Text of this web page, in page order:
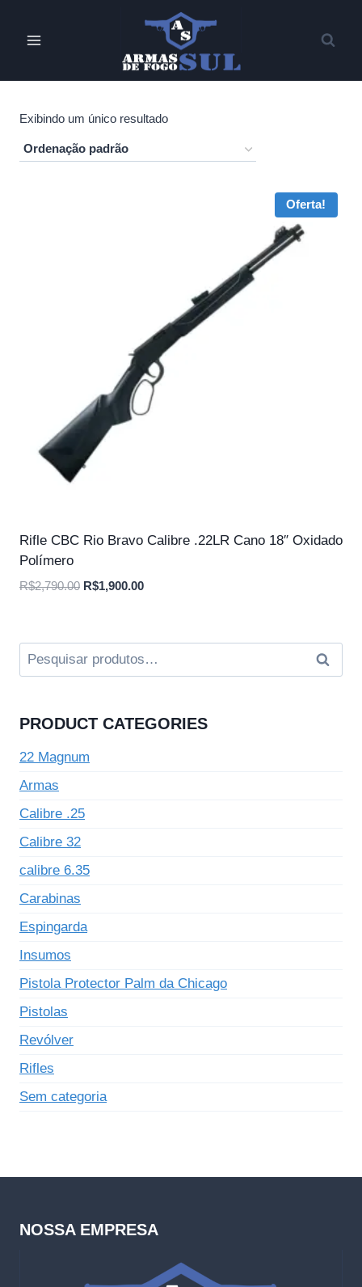
Exibindo um único resultado
Oferta!
Rifle CBC Rio Bravo Calibre .22LR Cano 18″ Oxidado
Polímero
R$2,790.00 O
era:
R$2,790.00.
R$1,900.00O
é:
R$1,900.00.
Pesquisar
por:
PRODUCT CATEGORIES
22 Magnum
Armas
Calibre .25
Calibre 32
calibre 6.35
Carabinas
Espingarda
Insumos
Pistola Protector Palm da Chicago
Pistolas
Revólver
Rifles
Sem categoria
NOSSA EMPRESA